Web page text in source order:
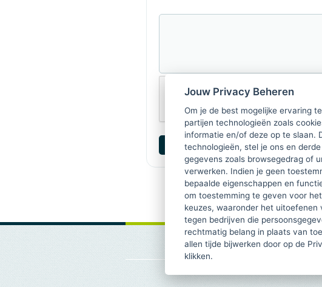
Jouw Privacy Beheren
Om je de best mogelijke ervaring
partijen technologieën zoals
informatie en/of deze op te slaan.
technologieën, stel je ons en
gegevens zoals browsegedrag of
verwerken. Indien je geen
bepaalde eigenschappen en
om toestemming te geven voor
keuzes, waaronder het
tegen bedrijven die
rechtmatig belang in plaats van
allen tijde bijwerken door op de
klikken.